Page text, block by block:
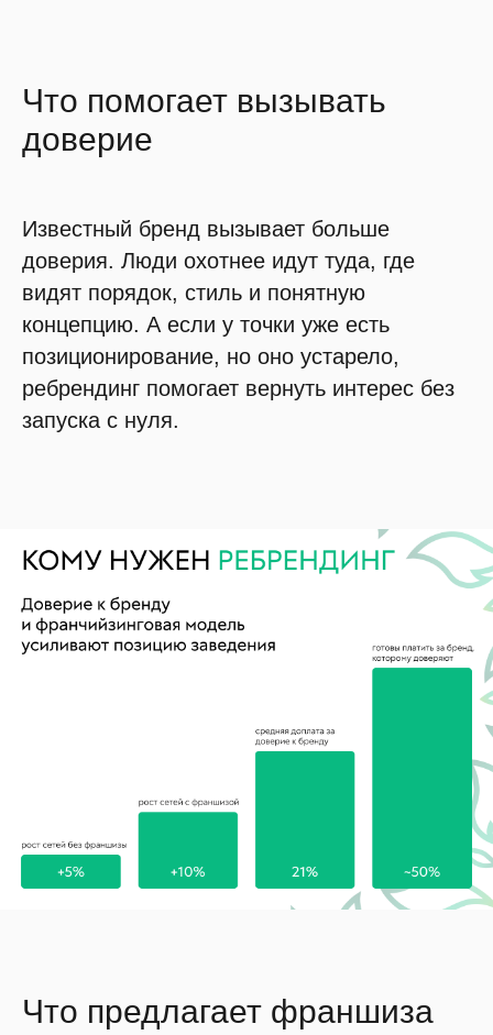
Что помогает вызывать
доверие
Известный бренд вызывает больше
доверия. Люди охотнее идут туда, где
видят порядок, стиль и понятную
концепцию. А если у точки уже есть
позиционирование, но оно устарело,
ребрендинг помогает вернуть интерес без
запуска с нуля.
Что предлагает франшиза